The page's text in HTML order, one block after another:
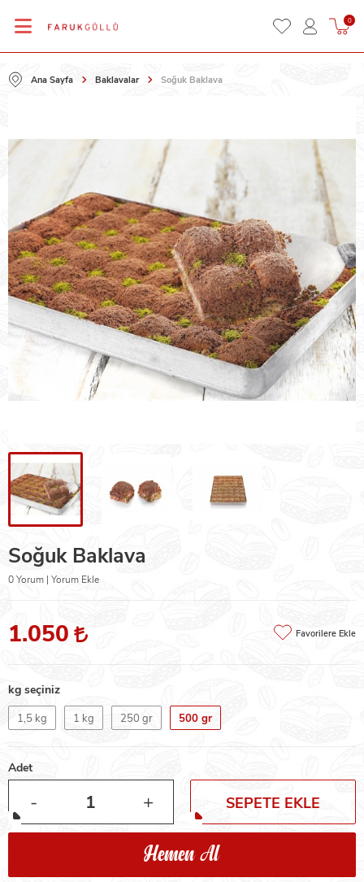
0
Ana Sayfa Baklavalar Soğuk Baklava
Soğuk Baklava
0 Yorum | Yorum Ekle
1.050 Favorilere Ekle
kg seçiniz
1,5 kg 1 kg 250 gr 500 gr
Adet
- + SEPETE EKLE
Hemen Al